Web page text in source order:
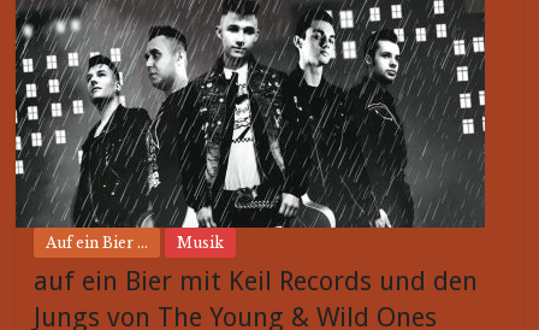
Auf ein Bier ... Musik
auf ein Bier mit Keil Records und den
Jungs von The Young & Wild Ones